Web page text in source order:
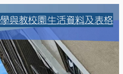
學與教校園生活資料及表格